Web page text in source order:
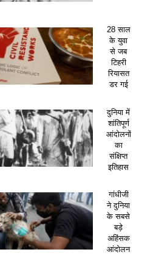
28 साल
के युवा
से जब
टिहरी
रियासत
डर गई
दुनिया में
शांतिपूर्ण
आंदोलनों
का
संक्षिप्त
इतिहास
गांधीजी
ने दुनिया
के सबसे
बड़े
अहिंसक
आंदोलन